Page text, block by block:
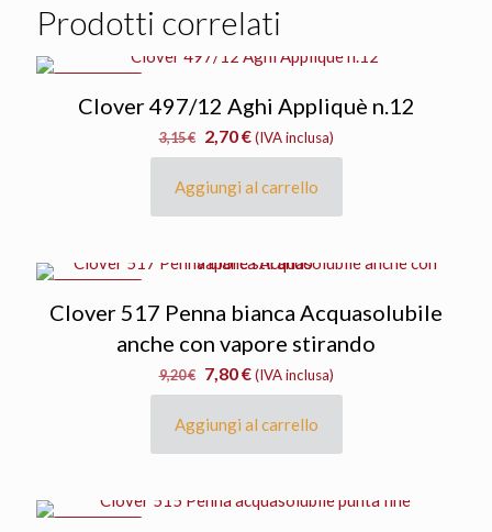
Prodotti correlati
Clover 497/12 Aghi Appliquè n.12
3,15€ Il
prezzo
originale
era:
2,70€Il
prezzo
attuale
(IVA inclusa)
Aggiungi al carrello
Clover 517 Penna bianca Acquasolubile
anche con vapore stirando
9,20€ Il
prezzo
originale
era:
7,80€Il
prezzo
attuale
(IVA inclusa)
Aggiungi al carrello